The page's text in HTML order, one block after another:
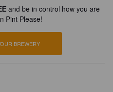
and be in control how you are
Pint Please!
BREWERY